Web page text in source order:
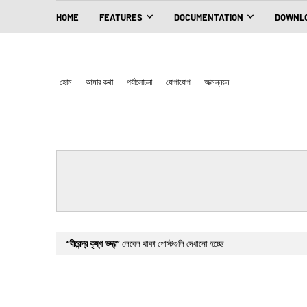
HOME FEATURES DOCUMENTATION
হোম আমার কথা পর্যালোচনা যোগাযোগ আত্মন্নয়ন
বীরেন্দ্র কৃষ্ণ ভদ্র লেবেল থাকা পোস্টগুলি দেখানো হচ্ছে